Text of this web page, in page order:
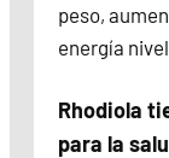
peso,
energía
Rhodiola
para la